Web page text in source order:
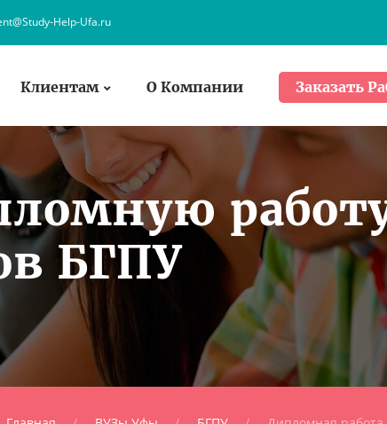
Help-Ufa.ru
Клиентам О Компании Заказать
БГПУ